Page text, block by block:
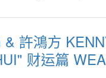
許鴻方
财运篇